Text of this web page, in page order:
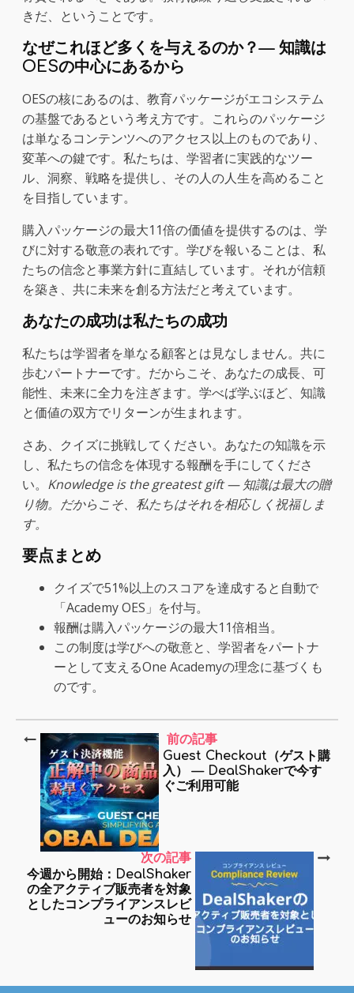
きだ、ということです。
なぜこれほど多くを与えるのか？— 知識は
OESの中心にあるから
OESの核にあるのは、教育パッケージがエコシステム
の基盤であるという考え方です。これらのパッケージ
は単なるコンテンツへのアクセス以上のものであり、
変革への鍵です。私たちは、学習者に実践的なツー
ル、洞察、戦略を提供し、その人の人生を高めること
を目指しています。
購入パッケージの最大11倍の価値を提供するのは、学
びに対する敬意の表れです。学びを報いることは、私
たちの信念と事業方針に直結しています。それが信頼
を築き、共に未来を創る方法だと考えています。
あなたの成功は私たちの成功
私たちは学習者を単なる顧客とは見なしません。共に
歩むパートナーです。だからこそ、あなたの成長、可
能性、未来に全力を注ぎます。学べば学ぶほど、知識
と価値の双方でリターンが生まれます。
さあ、クイズに挑戦してください。あなたの知識を示
し、私たちの信念を体現する報酬を手にしてくださ
い。 Knowledge is the greatest gift — 知識は最大の贈
り物。だからこそ、私たちはそれを相応しく祝福しま
す。
要点まとめ
クイズで51%以上のスコアを達成すると自動で
「Academy OES」を付与。
報酬は購入パッケージの最大11倍相当。
この制度は学びへの敬意と、学習者をパートナ
ーとして支えるOne Academyの理念に基づくも
のです。
前の記事
Guest Checkout（ゲスト購
入） — DealShakerで今す
ぐご利用可能
次の記事
今週から開始：DealShaker
の全アクティブ販売者を対象
としたコンプライアンスレビ
ューのお知らせ